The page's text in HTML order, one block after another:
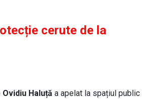
cerute de la
Ovidiu Haluță a apelat la spațiul public